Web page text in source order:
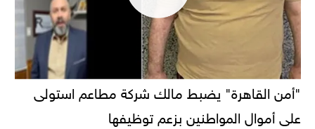
"أمن القاهرة" يضبط مالك شركة مطاعم استولى
على أموال المواطنين بزعم توظيفها